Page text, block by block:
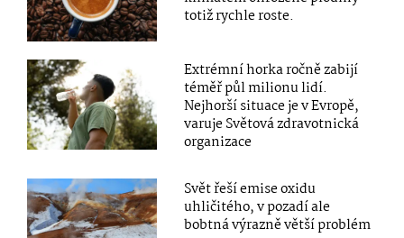
totiž rychle roste.
Extrémní horka ročně zabijí
téměř půl milionu lidí.
Nejhorší situace je v Evropě,
varuje Světová zdravotnická
organizace
Svět řeší emise oxidu
uhličitého, v pozadí ale
bobtná výrazně větší problém